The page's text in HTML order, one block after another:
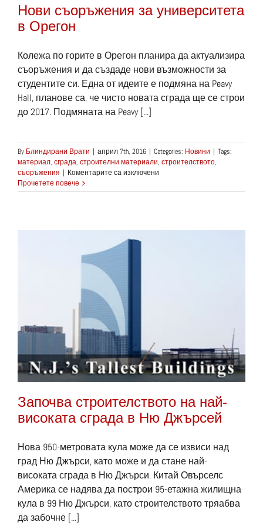
Нови съоръжения за университета
в Орегон
Колежа по горите в Орегон планира да актуализира
съоръжения и да създаде нови възможности за
студентите си. Една от идеите е подмяна на Peavy
Hall, планове са, че чисто новата сграда ще се строи
до 2017. Подмяната на Peavy [...]
By Блиндирани Врати | април 7th, 2016 | Categories: Новини | Tags:
материал, сграда, строителни материали, строителството,
съоръжения | Коментарите са изключени
съоръжения
Прочетете повече
Започва строителството на най-
високата сграда в Ню Джърсей
Нова 950-метровата кула може да се извиси над
град Ню Джърси, като може и да стане най-
високата сграда в Ню Джърси. Китай Овърселс
Америка се надява да построи 95-етажна жилищна
кула в 99 Ню Джърси, като строителството тряабва
да забочне [...]